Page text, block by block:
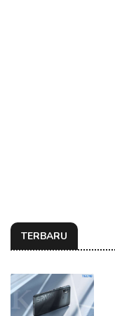
TERBARU